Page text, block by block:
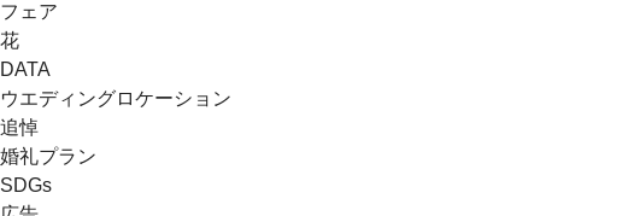
フェア
花
DATA
ウエディングロケーション
追悼
婚礼プラン
SDGs